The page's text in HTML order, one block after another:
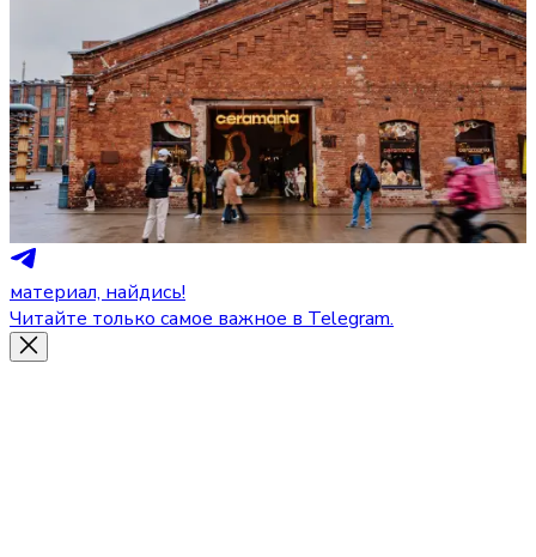
материал, найдись!
Читайте только самое важное в Telegram.